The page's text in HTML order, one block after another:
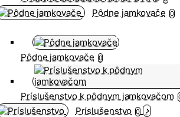
Pôdne jamkovače 0
Pôdne jamkovače 0
Príslušenstvo k pôdnym jamkovačom
Príslušenstvo 0